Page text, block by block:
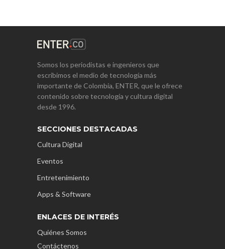
Somos los periodistas e ingenieros que
escribimos el medio de tecnología más
importante de Colombia, ENTER, que le ofrece
contenido sobre tecnología y cultura digital
desde 1996.
SECCIONES DESTACADAS
Cultura Digital
Eventos
Entretenimiento
Apps & Software
ENLACES DE INTERÉS
Quiénes Somos
Contáctenos